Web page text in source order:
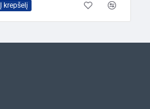
Į krepšelį